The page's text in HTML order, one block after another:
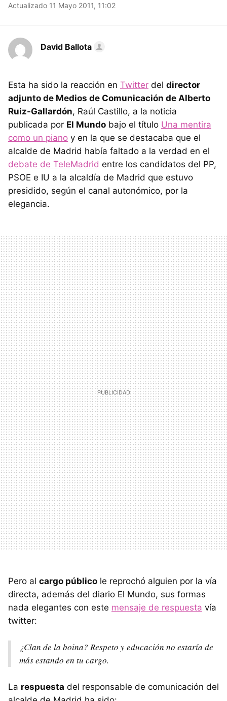
Actualizado 11 Mayo 2011, 11:02
David Ballota
Esta ha sido la reacción en Twitter del director
adjunto de Medios de Comunicación de Alberto
Ruiz-Gallardón, Raúl Castillo, a la noticia
publicada por El Mundo bajo el título Una mentira
como un piano y en la que se destacaba que el
alcalde de Madrid había faltado a la verdad en el
debate de TeleMadrid entre los candidatos del PP,
PSOE e IU a la alcaldía de Madrid que estuvo
presidido, según el canal autonómico, por la
elegancia.
Pero al cargo público le reprochó alguien por la vía
directa, además del diario El Mundo, sus formas
nada elegantes con este mensaje de respuesta vía
twitter:
¿Clan de la boina? Respeto y educación no estaría de
más estando en tu cargo.
La respuesta del responsable de comunicación del